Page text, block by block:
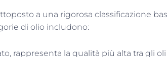
a una rigorosa classificazione
di olio includono:
rappresenta la qualità più alta tra gli